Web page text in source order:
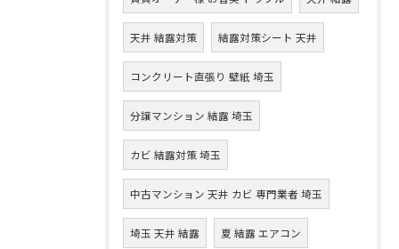
天井 結露対策 結露対策シート 天井
コンクリート直張り 壁紙 埼玉
分譲マンション 結露 埼玉
カビ 結露対策 埼玉
中古マンション 天井 カビ 専門業者 埼玉
埼玉 天井 結露 夏 結露 エアコン